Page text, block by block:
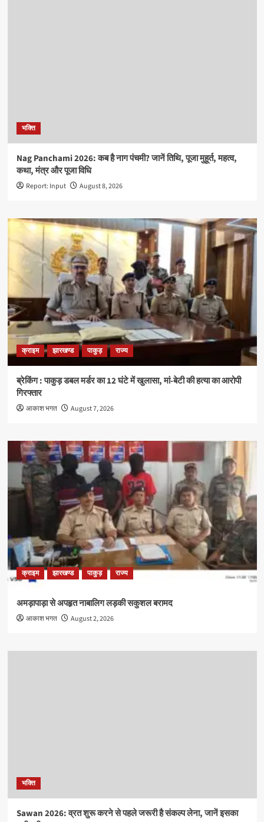
भक्ति
Nag Panchami 2026: कब है नाग पंचमी? जानें तिथि, पूजा मुहूर्त, महत्व,
कथा, मंत्र और पूजा विधि
Report: Input August 8, 2026
क्राइम झारखण्ड पाकुड़ राज्य
ब्रेकिंग : पाकुड़ डबल मर्डर का 12 घंटे में खुलासा, मां-बेटी की हत्या का आरोपी
गिरफ्तार
आकाश भगत August 7, 2026
क्राइम झारखण्ड पाकुड़ राज्य
अमड़ापाड़ा से अपहृत नाबालिग लड़की सकुशल बरामद
आकाश भगत August 2, 2026
भक्ति
Sawan 2026: व्रत शुरू करने से पहले जरूरी है संकल्प लेना, जानें इसका